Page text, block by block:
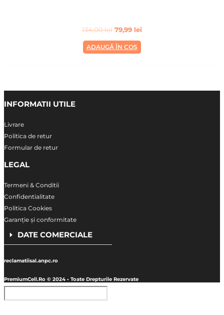
134,00lei 79,99 lei
ADAUGĂ ÎN COȘ
INFORMATII UTILE
Livrare
Politica de retur
Formular de retur
LEGAL
Termeni & Conditii
Confidentialitate
Politica Cookies
Garanție și conformitate
DATE COMERCIALE
reclamatiisal.anpc.ro
PremiumCell.Ro © 2024 • Toate Drepturile Rezervate